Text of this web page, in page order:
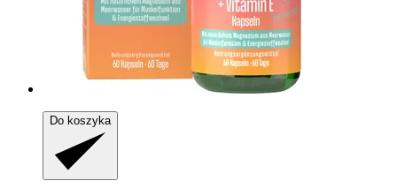
Do koszyka